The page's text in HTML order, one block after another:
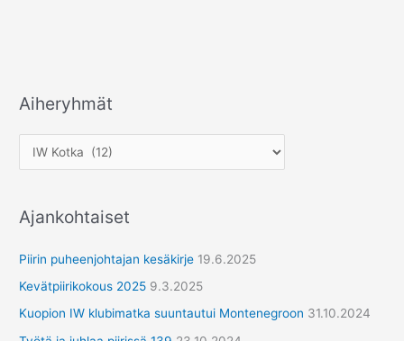
Aiheryhmät
A
e
y
t
Ajankohtaiset
Piirin puheenjohtajan kesäkirje 19.6.2025
Kevätpiirikokous 2025 9.3.2025
Kuopion IW klubimatka suuntautui Montenegroon 31.10.2024